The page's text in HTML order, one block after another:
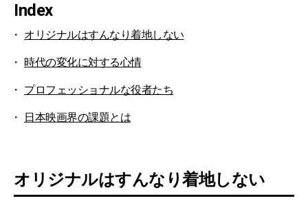
Index
オリジナルはすんなり着地しない
時代の変化に対する心情
プロフェッショナルな役者たち
日本映画界の課題とは
オリジナルはすんなり着地しない